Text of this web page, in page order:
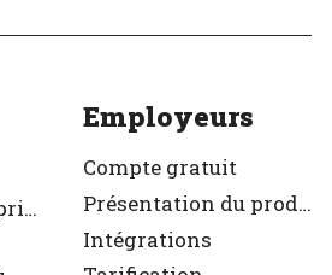
Trouver des entreprises
Employeurs
Compte gratuit
Présentation du produit
Intégrations